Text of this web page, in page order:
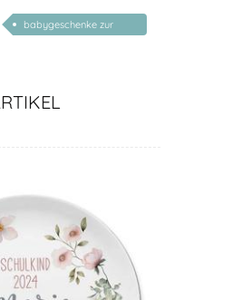
babygeschenke zur